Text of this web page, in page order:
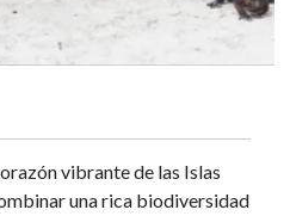
vibrante de las Islas
una rica biodiversidad